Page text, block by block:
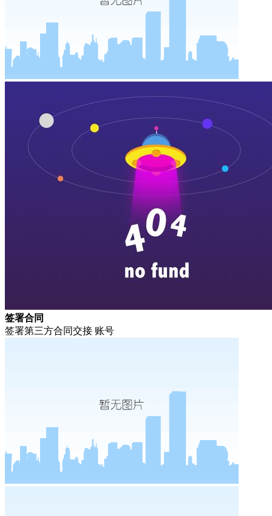
签署合同
签署第三方合同交接 账号